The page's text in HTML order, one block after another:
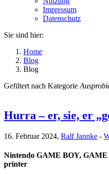
Impressum
Datenschutz
Sie sind hier:
Home
Blog
Blog
Gefiltert nach Kategorie
Hurra – er, sie, er
16. Februar 2024, Ralf Jannke -
Nintendo GAME BOY,
printer